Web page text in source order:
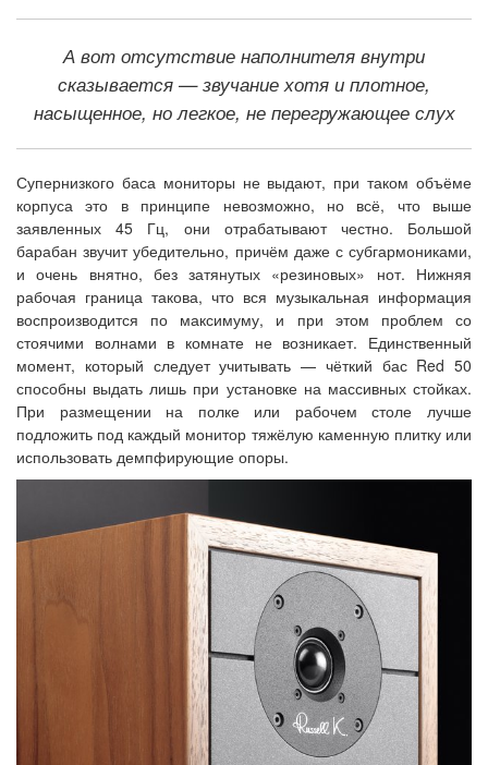
А вот отсутствие наполнителя внутри
сказывается — звучание хотя и плотное,
насыщенное, но легкое, не перегружающее слух
Супернизкого баса мониторы не выдают, при таком объёме
корпуса это в принципе невозможно, но всё, что выше
заявленных 45 Гц, они отрабатывают честно. Большой
барабан звучит убедительно, причём даже с субгармониками,
и очень внятно, без затянутых «резиновых» нот. Нижняя
рабочая граница такова, что вся музыкальная информация
воспроизводится по максимуму, и при этом проблем со
стоячими волнами в комнате не возникает. Единственный
момент, который следует учитывать — чёткий бас Red 50
способны выдать лишь при установке на массивных стойках.
При размещении на полке или рабочем столе лучше
подложить под каждый монитор тяжёлую каменную плитку или
использовать демпфирующие опоры.